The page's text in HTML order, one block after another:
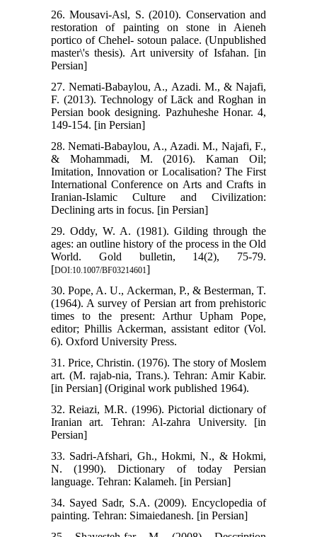
26. Mousavi-Asl, S. (2010). Conservation and
restoration of painting on stone in Aieneh
portico of Chehel- sotoun palace. (Unpublished
master\'s thesis). Art university of Isfahan. [in
Persian]
27. Nemati-Babaylou, A., Azadi. M., & Najafi,
F. (2013). Technology of Lāck and Roghan in
Persian book designing. Pazhuheshe Honar. 4,
149-154. [in Persian]
28. Nemati-Babaylou, A., Azadi. M., Najafi, F.,
& Mohammadi, M. (2016). Kaman Oil;
Imitation, Innovation or Localisation? The First
International Conference on Arts and Crafts in
Iranian-Islamic Culture and Civilization:
Declining arts in focus. [in Persian]
29. Oddy, W. A. (1981). Gilding through the
ages: an outline history of the process in the Old
World. Gold bulletin, 14(2), 75-79.
[DOI:10.1007/BF03214601]
30. Pope, A. U., Ackerman, P., & Besterman, T.
(1964). A survey of Persian art from prehistoric
times to the present: Arthur Upham Pope,
editor; Phillis Ackerman, assistant editor (Vol.
6). Oxford University Press.
31. Price, Christin. (1976). The story of Moslem
art. (M. rajab-nia, Trans.). Tehran: Amir Kabir.
[in Persian] (Original work published 1964).
32. Reiazi, M.R. (1996). Pictorial dictionary of
Iranian art. Tehran: Al-zahra University. [in
Persian]
33. Sadri-Afshari, Gh., Hokmi, N., & Hokmi,
N. (1990). Dictionary of today Persian
language. Tehran: Kalameh. [in Persian]
34. Sayed Sadr, S.A. (2009). Encyclopedia of
painting. Tehran: Simaiedanesh. [in Persian]